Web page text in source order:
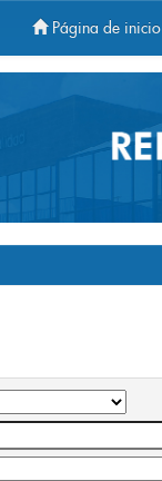
Página de inicio